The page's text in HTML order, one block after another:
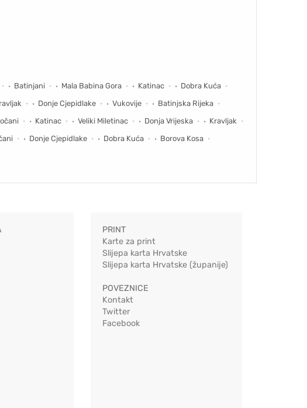
Batinjani Mala Babina Gora Katinac
Dobra Kuća
Donje Cjepidlake Vukovije
Batinjska Rijeka
Katinac Veliki Miletinac Donja Vrijeska
Kravljak
Donje Cjepidlake Dobra Kuća
Borova Kosa
PRINT
Karte za print
Slijepa karta Hrvatske
Slijepa karta Hrvatske (županije)
POVEZNICE
Kontakt
Twitter
Facebook